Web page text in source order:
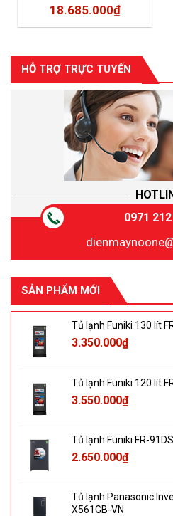
18.685.000₫
HỖ TRỢ TRỰC TUYẾN
0971
SẢN PHẨM MỚI
Tủ lạnh Funiki 130 lít
3.350.000₫
Tủ lạnh Funiki 120 lít
3.550.000₫
Tủ lạnh Funiki FR-
2.650.000₫
Tủ lạnh Panasonic
X561GB-VN